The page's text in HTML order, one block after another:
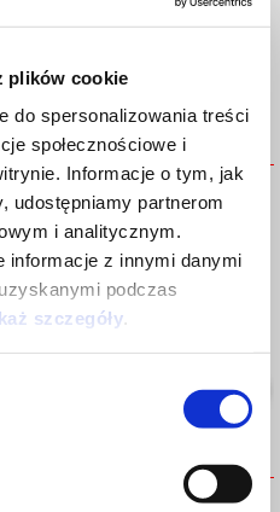
plików cookie
do spersonalizowania treści
społecznościowe i
Informacje o tym, jak
udostępniamy partnerom
i analitycznym.
informacje z innymi danymi
podczas
szczegóły.
SIDE BAG RIGHT
SIDE BAG SUPPORT RIGHT